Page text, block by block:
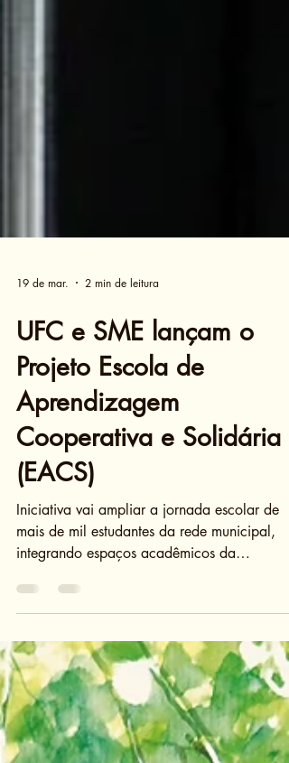
UFC e SME lançam o
Projeto Escola de
Aprendizagem
Cooperativa e Solidária
(EACS)
Iniciativa vai ampliar a jornada escolar de
mais de mil estudantes da rede municipal,
universidade à educação básica Momento
assinatura do convênio - Foto: Vicktor
Braga/ufcinforma Ontem (18), o Centro de
Convivência da Universidade Federal do
Ceará (UFC) sediou a solenidade de
lançamento do Projeto Escola de
Aprendizagem Cooperativa e Solidária
(EACS). A iniciativa é fruto da parceria entre